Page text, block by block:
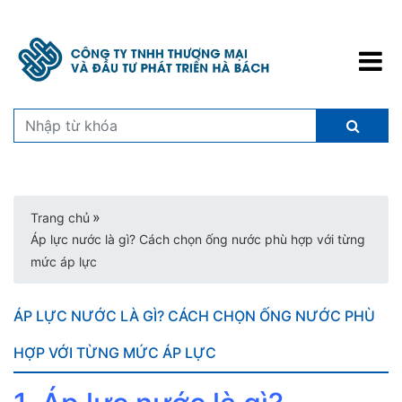
Trang chủ »
Áp lực nước là gì? Cách chọn ống nước phù hợp với từng
mức áp lực
ÁP LỰC NƯỚC LÀ GÌ? CÁCH CHỌN ỐNG NƯỚC PHÙ
HỢP VỚI TỪNG MỨC ÁP LỰC